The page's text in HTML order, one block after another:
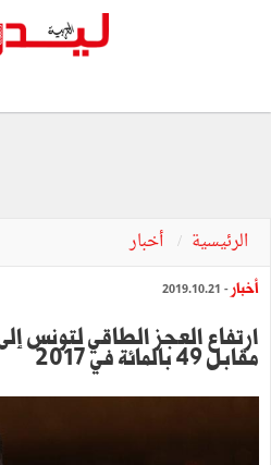
الرئيسية أخبار
أخبار - 2019.10.21
مقابل 49 بالمائة في 2017